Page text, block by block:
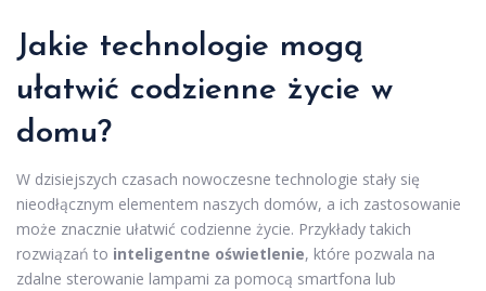
Jakie technologie mogą
ułatwić codzienne życie w
domu?
W dzisiejszych czasach nowoczesne technologie stały się
nieodłącznym elementem naszych domów, a ich zastosowanie
może znacznie ułatwić codzienne życie. Przykłady takich
rozwiązań to inteligentne oświetlenie, które pozwala na
zdalne sterowanie lampami za pomocą smartfona lub